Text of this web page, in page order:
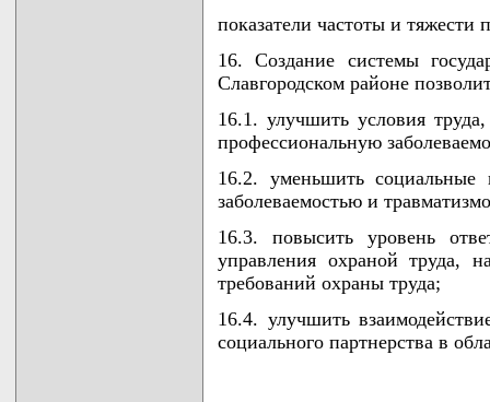
показатели частоты и тяжести
16. Создание системы
Славгородском районе
16.1. улучшить условия
профессиональную
16.2. уменьшить социальные
заболеваемостью и
16.3. повысить уровень
управления охраной труда,
требований охраны труда;
16.4. улучшить
социального партнерства в